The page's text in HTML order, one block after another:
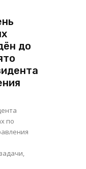
до
по